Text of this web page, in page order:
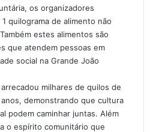
os organizadores
quilograma de alimento não
estes alimentos são
que atendem pessoas em
social na Grande João
milhares de quilos de
demonstrando que cultura
podem caminhar juntas. Além
o espírito comunitário que